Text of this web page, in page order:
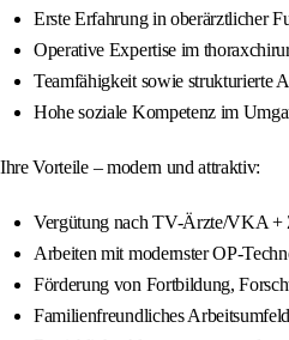
Erste Erfahrung in oberärztlicher
Operative Expertise im
Teamfähigkeit sowie strukturierte
Hohe soziale Kompetenz im
Ihre Vorteile – modern und attraktiv:
Vergütung nach TV-Ärzte/VKA +
Arbeiten mit modernster OP-
Förderung von Fortbildung,
Familienfreundliches